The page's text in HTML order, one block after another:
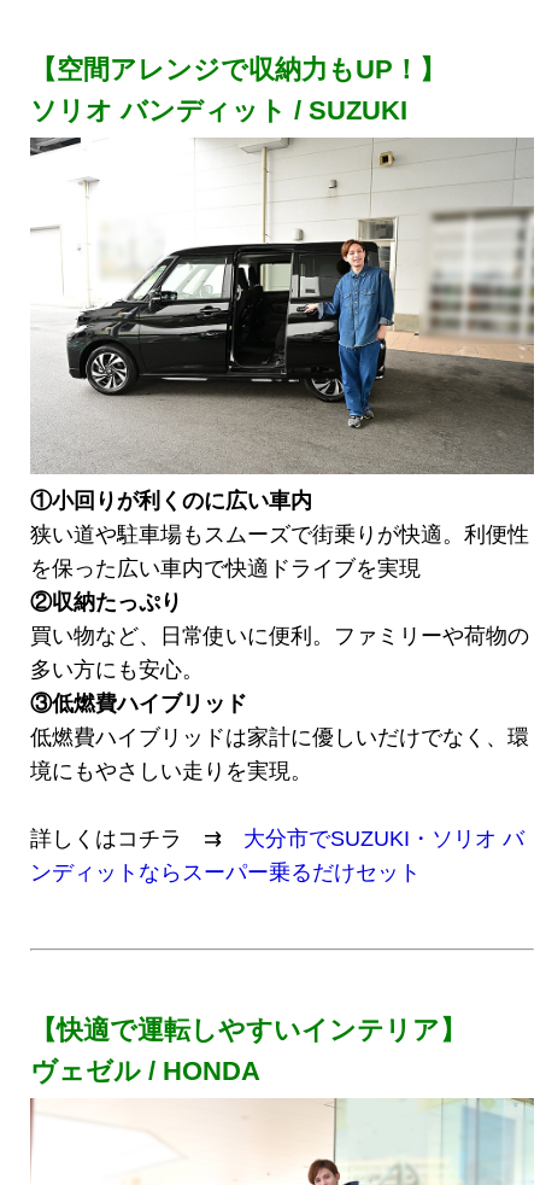
【空間アレンジで収納力もUP！】
ソリオ バンディット / SUZUKI
①小回りが利くのに広い車内
狭い道や駐車場もスムーズで街乗りが快適。利便性
を保った広い車内で快適ドライブを実現
②収納たっぷり
買い物など、日常使いに便利。ファミリーや荷物の
多い方にも安心。
③低燃費ハイブリッド
低燃費ハイブリッドは家計に優しいだけでなく、環
境にもやさしい走りを実現。
詳しくはコチラ ⇉ 大分市でSUZUKI・ソリオ バ
ンディットならスーパー乗るだけセット
【快適で運転しやすいインテリア】
ヴェゼル / HONDA